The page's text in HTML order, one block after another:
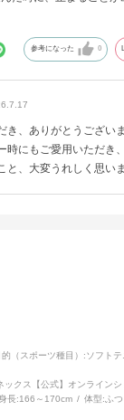
参考になった 0
き、ありがとうございま
時にもご愛用いただき
と、大変うれしく思いま
（スポーツ種目）:ソフトテ
ックス【公式】オンライン
長:166～170cm 体型: ふ